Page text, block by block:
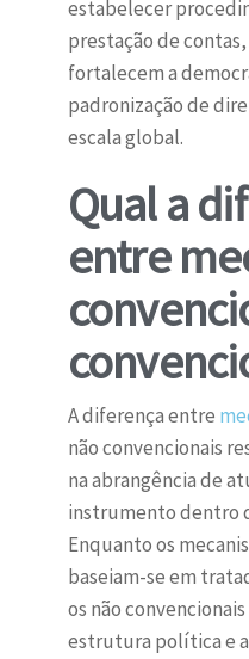
estabelecer
prestação de
fortalecem a
padronização de
escala global.
Qual a
entre
A diferença entre
não convencionais
na abrangência de
instrumento dentro
Enquanto os
baseiam-se em
os não
estrutura política e